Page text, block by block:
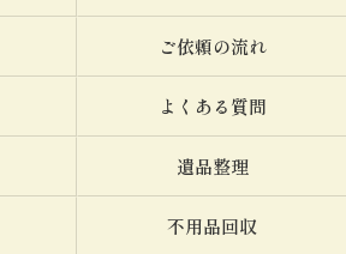
ご依頼の流れ
よくある質問
遺品整理
不用品回収